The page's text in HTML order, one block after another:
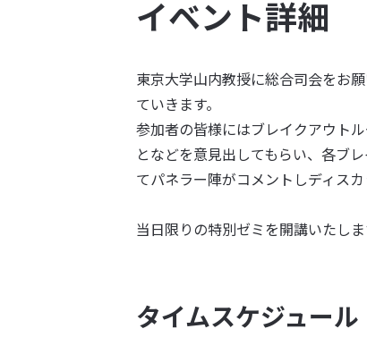
イベント詳細
東京大学山内教授に総合司会をお
ていきます。
参加者の皆様にはブレイクアウト
となどを意見出してもらい、各ブ
てパネラー陣がコメントしディス
当日限りの特別ゼミを開講いたし
タイムスケジュール